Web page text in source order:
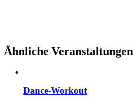
Ähnliche Veranstaltungen
Dance-Workout